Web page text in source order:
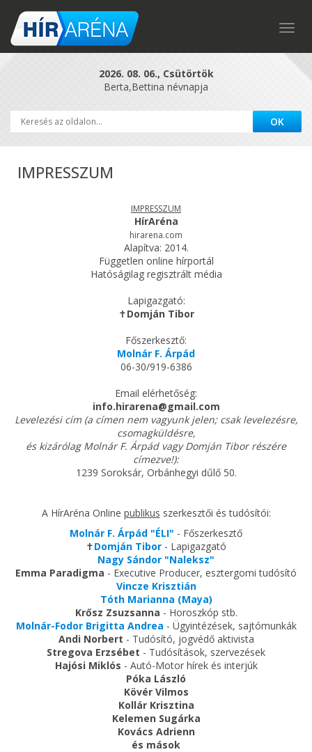
2026. 08. 06., Csütörtök
Berta,Bettina névnapja
IMPRESSZUM
IMPRESSZUM
HírAréna
hirarena.com
Alapítva: 2014.
Független online hírportál
Hatóságilag regisztrált média
Lapigazgató:
✝Domján Tibor
Főszerkesztő:
Molnár F. Árpád
06-30/919-6386
Email elérhetőség:
info.hirarena@gmail.com
Levelezési cím (a címen nem vagyunk jelen; csak levelezésre,
csomagküldésre,
és kizárólag Molnár F. Árpád vagy Domján Tibor részére
címezve!):
1239 Soroksár, Orbánhegyi dűlő 50.
A HírAréna Online publikus szerkesztői és tudósítói:
Molnár F. Árpád "ÉLI" - Főszerkesztő
✝Domján Tibor - Lapigazgató
Nagy Sándor "Naleksz"
Emma Paradigma - Executive Producer, esztergomi tudósító
Vincze Krisztián
Tóth Marianna (Maya)
Krősz Zsuzsanna - Horoszkóp stb.
Molnár-Fodor Brigitta Andrea - Ügyintézések, sajtómunkák
Andi Norbert - Tudósító, jogvédő aktivista
Stregova Erzsébet - Tudósítások, szervezések
Hajósi Miklós - Autó-Motor hírek és interjúk
Póka László
Kövér Vilmos
Kollár Krisztina
Kelemen Sugárka
Kovács Adrienn
és mások